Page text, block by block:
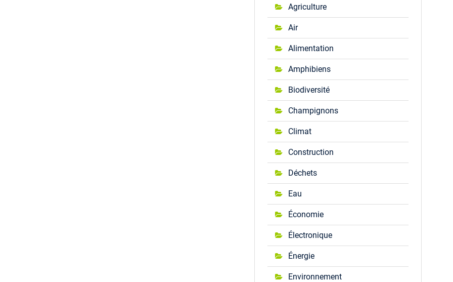
Agriculture
Air
Alimentation
Amphibiens
Biodiversité
Champignons
Climat
Construction
Déchets
Eau
Économie
Électronique
Énergie
Environnement